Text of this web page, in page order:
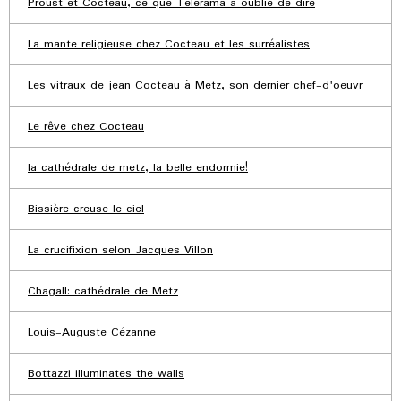
La mante religieuse chez Cocteau et les surréalistes
Les vitraux de jean Cocteau à Metz, son dernier chef-d'oeuvr
Le rêve chez Cocteau
la cathédrale de metz, la belle endormie!
Bissière creuse le ciel
La crucifixion selon Jacques Villon
Chagall: cathédrale de Metz
Louis-Auguste Cézanne
Bottazzi illuminates the walls